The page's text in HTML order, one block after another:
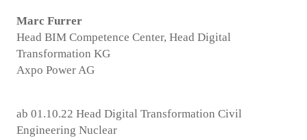
Marc Furrer
Head BIM Competence Center, Head Digital
Transformation KG
Axpo Power AG
ab 01.10.22 Head Digital Transformation Civil
Engineering Nuclear